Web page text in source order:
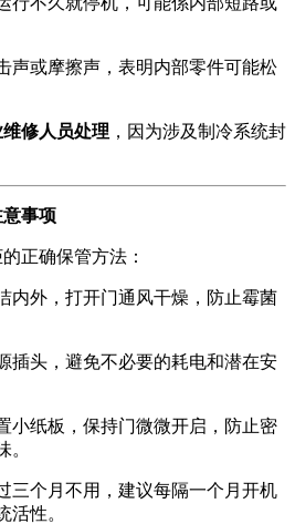
声或摩擦声，表明内部零件可能松
修人员处理 ，因为涉及制冷系统封
事项
正确保管方法：
内外，打开门通风干燥，防止霉菌
插头，避免不必要的耗电和潜在安
小纸板，保持门微微开启，防止密
。
三个月不用，建议每隔一个月开机
活性。